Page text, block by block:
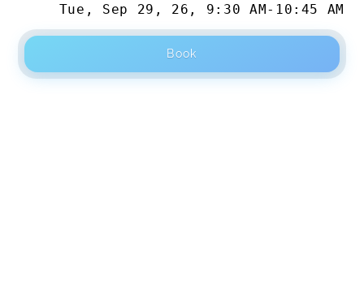
Tue, Sep 29, 26 , 9:30 AM- 10:45 AM
Book